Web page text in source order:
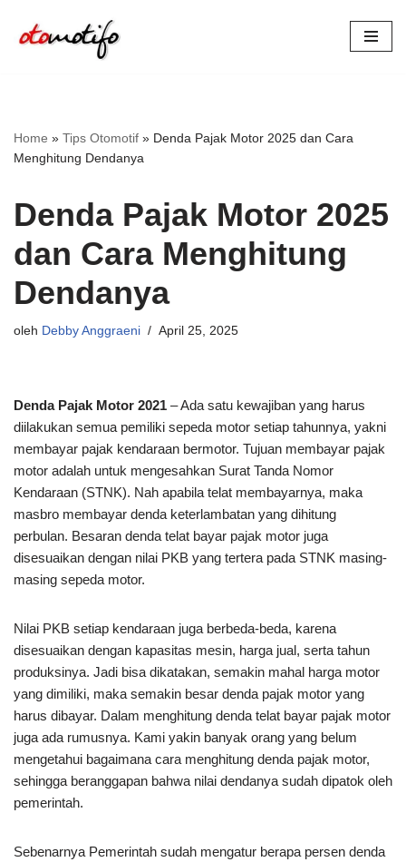
Lompat
Home » Tips Otomotif » Denda Pajak Motor 2025 dan Cara
Menghitung Dendanya
Denda Pajak Motor 2025
dan Cara Menghitung
Dendanya
oleh Debby Anggraeni April 25, 2025
Denda Pajak Motor 2021 – Ada satu kewajiban yang harus
diilakukan semua pemiliki sepeda motor setiap tahunnya, yakni
membayar pajak kendaraan bermotor. Tujuan membayar pajak
motor adalah untuk mengesahkan Surat Tanda Nomor
Kendaraan (STNK). Nah apabila telat membayarnya, maka
masbro membayar denda keterlambatan yang dihitung
perbulan. Besaran denda telat bayar pajak motor juga
disesuaikan dengan nilai PKB yang tertera pada STNK masing-
masing sepeda motor.
Nilai PKB setiap kendaraan juga berbeda-beda, karena
disesuaikan dengan kapasitas mesin, harga jual, serta tahun
produksinya. Jadi bisa dikatakan, semakin mahal harga motor
yang dimiliki, maka semakin besar denda pajak motor yang
harus dibayar. Dalam menghitung denda telat bayar pajak motor
juga ada rumusnya. Kami yakin banyak orang yang belum
mengetahui bagaimana cara menghitung denda pajak motor,
sehingga beranggapan bahwa nilai dendanya sudah dipatok oleh
pemerintah.
Sebenarnya Pemerintah sudah mengatur berapa persen denda